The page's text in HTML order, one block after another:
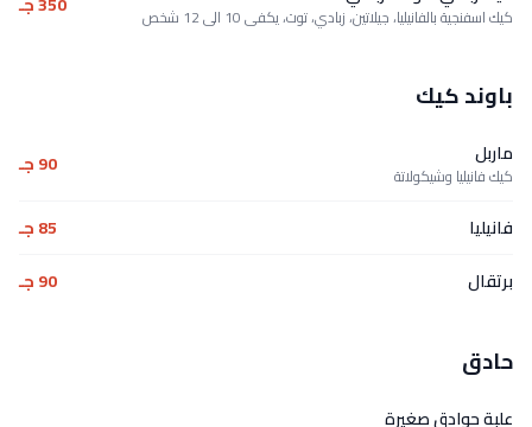
كيك اسفنجية بالفانيليا، جيلاتين، زبادي، توت، يكفى 10 الى 12 شخص
باوند كيك
ماربل
كيك فانيليا وشيكولاتة 90 جـ
فانيليا
85 جـ
برتقال
90 جـ
حادق
علبة حوادق صغيرة